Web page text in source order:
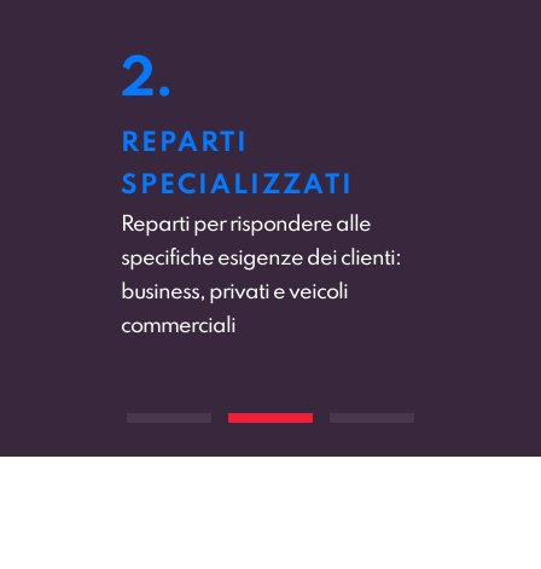
3.
SERVIZIO CLIENTI
DEDICATO
Dimenticati le attese infinite al
numero verde, per qualsiasi
casistica interfacciati
direttamente con il nostro